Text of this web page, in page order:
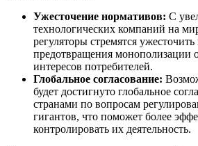
Ужесточение нормативов: С
технологических компаний на
регуляторы стремятся
предотвращения монополизации
интересов потребителей.
Глобальное согласование:
будет достигнуто глобальное
странами по вопросам
гигантов, что поможет более
контролировать их деятельность.